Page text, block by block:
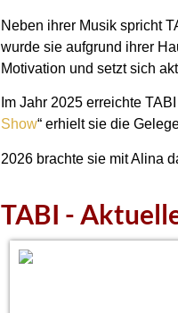
Neben ihrer Musik spricht
wurde sie aufgrund ihrer
Motivation und setzt sich
Im Jahr 2025 erreichte
Show“ erhielt sie die
2026 brachte sie mit Alina
TABI -